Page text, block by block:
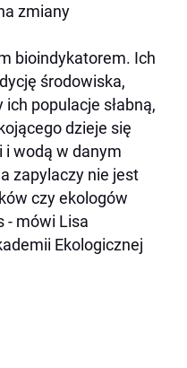
zmiany
bioindykatorem. Ich
środowiska,
populacje słabną,
dzieje się
i wodą w danym
zapylaczy nie jest
czy ekologów
- mówi Lisa
Ekologicznej